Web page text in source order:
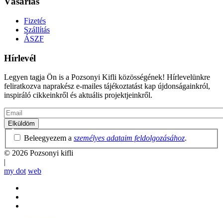
Fizetés
Szállítás
ÁSZF
Hírlevél
Legyen tagja Ön is a Pozsonyi Kifli közösségének! Hírlevelünkre
feliratkozva naprakész e-mailes tájékoztatást kap újdonságainkról,
inspiráló cikkeinkről és aktuális projektjeinkről.
Email
Adatvédelmi
irányelvek
Beleegyezem a személyes adataim feldolgozásához.
© 2026 Pozsonyi kifli
|
my dot web